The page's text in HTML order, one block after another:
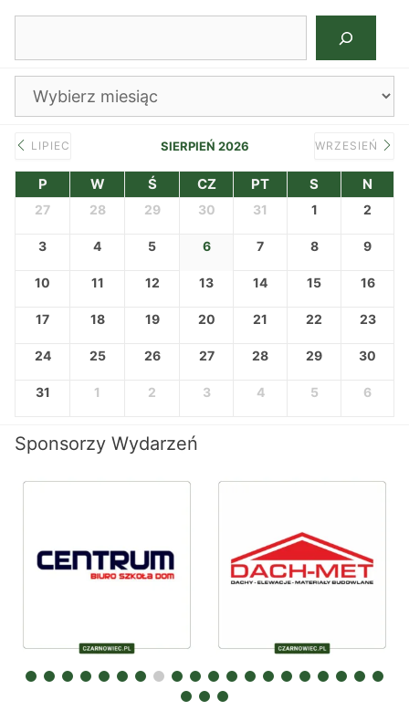
Archiwa
LIPIEC SIERPIEŃ 2026 WRZESIEŃ
P W Ś CZ PT S N
27 28 29 30 31 1 2
3 4 5 6 7 8 9
10 11 12 13 14 15 16
17 18 19 20 21 22 23
24 25 26 27 28 29 30
31 1 2 3 4 5 6
Sponsorzy Wydarzeń